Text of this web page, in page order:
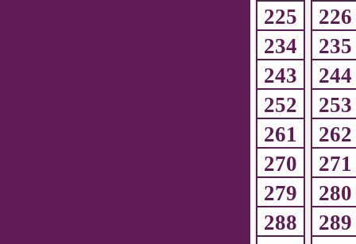
225
226
234
235
243
244
252
253
261
262
270
271
279
280
288
289